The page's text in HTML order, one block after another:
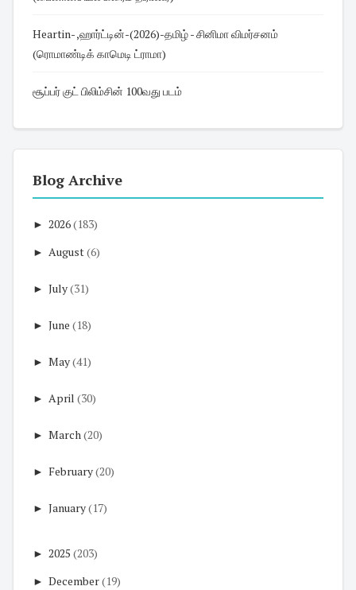
Heartin- ,ஹார்ட்டின்-(2026)-தமிழ் - சினிமா விமர்சனம்
(ரொமாண்டிக் காமெடி ட்ராமா)
சூப்பர் குட் பிலிம்சின் 100வது படம்
Blog Archive
► 2026(183)
► August(6)
► July(31)
► June (18)
► May(41)
► April (30)
► March(20)
► February(20)
► January(17)
► 2025 (203)
► December(19)